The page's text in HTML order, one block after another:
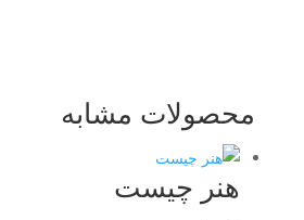
محصولات مشابه
هنر چیست